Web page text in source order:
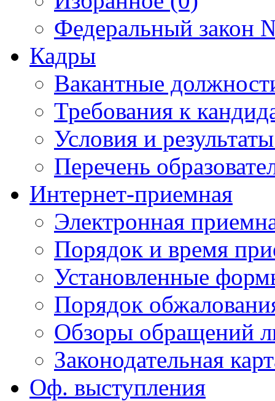
Федеральный закон
Кадры
Вакантные
Требования к
Условия и
Перечень
Интернет-приемная
Электронная
Порядок и время
Установленные
Порядок
Обзоры обращений
Законодательная
Оф. выступления